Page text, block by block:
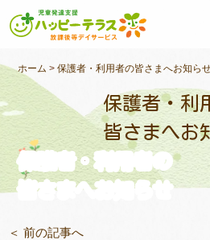
私たちについて
未就学のお子さま（０
小学生〜高校生の お子さ
支援事例
ホーム >保護者・利用者の皆さまへお知ら
保護者・利
皆さまへお
保護者・利用者の
皆さまへお知らせ
＜ 前の記事へ